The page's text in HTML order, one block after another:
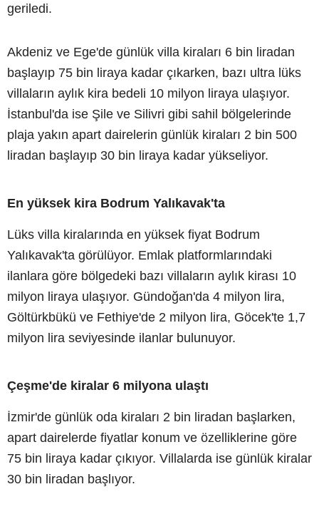
geriledi.
Akdeniz ve Ege'de günlük villa kiraları 6 bin liradan
başlayıp 75 bin liraya kadar çıkarken, bazı ultra lüks
villaların aylık kira bedeli 10 milyon liraya ulaşıyor.
İstanbul'da ise Şile ve Silivri gibi sahil bölgelerinde
plaja yakın apart dairelerin günlük kiraları 2 bin 500
liradan başlayıp 30 bin liraya kadar yükseliyor.
En yüksek kira Bodrum Yalıkavak'ta
Lüks villa kiralarında en yüksek fiyat Bodrum
Yalıkavak'ta görülüyor. Emlak platformlarındaki
ilanlara göre bölgedeki bazı villaların aylık kirası 10
milyon liraya ulaşıyor. Gündoğan'da 4 milyon lira,
Göltürkbükü ve Fethiye'de 2 milyon lira, Göcek'te 1,7
milyon lira seviyesinde ilanlar bulunuyor.
Çeşme'de kiralar 6 milyona ulaştı
İzmir'de günlük oda kiraları 2 bin liradan başlarken,
apart dairelerde fiyatlar konum ve özelliklerine göre
75 bin liraya kadar çıkıyor. Villalarda ise günlük kiralar
30 bin liradan başlıyor.